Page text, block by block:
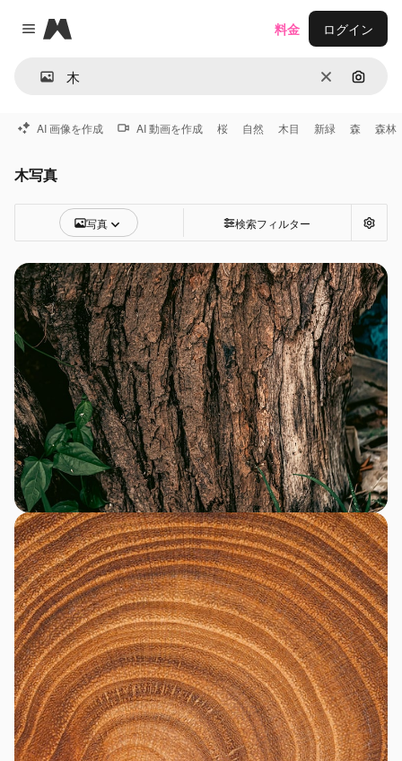
Close menu
Magnific
消去 画像で
料金 ログイン
AI 画像を作成 AI 動画を作成 桜 自然 木目 新緑 森 森林
木写真
写真 検索フィルター